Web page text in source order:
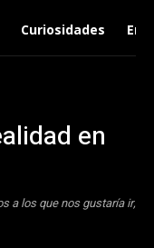
Curiosidades
en
a los que nos gustaría ir,